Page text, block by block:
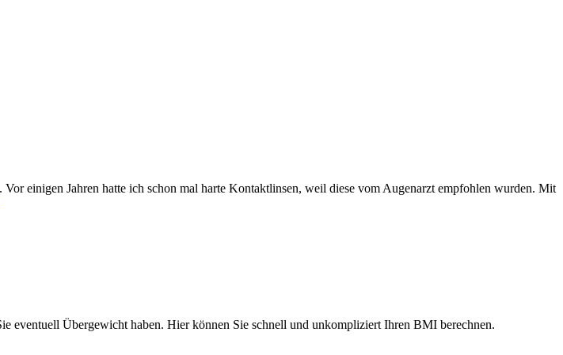
einigen Jahren hatte ich schon mal harte Kontaktlinsen, weil diese vom Augenarzt empfohlen wurden. Mit
eventuell Übergewicht haben. Hier können Sie schnell und unkompliziert Ihren BMI berechnen.